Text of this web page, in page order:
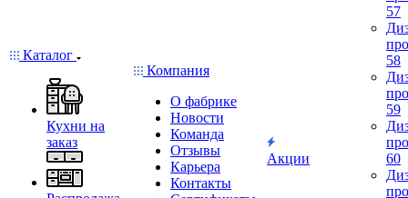
Каталог
Кухни на
заказ
Компания
О фабрике
Новости
Команда
Отзывы
Карьера
Контакты
Акции
57
58
59
60